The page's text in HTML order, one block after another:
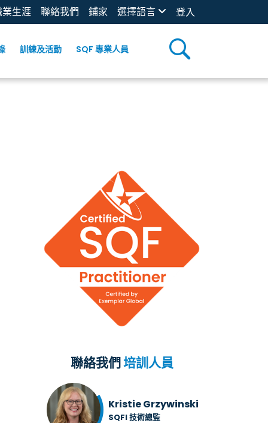
生涯 聯絡我們 鋪家 選擇語言 登入
訓練及活動 SQF 專業人員
聯絡我們培訓人員
Kristie Grzywinski
SQFI 技術總監